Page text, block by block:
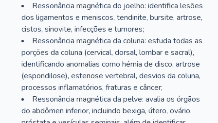
Ressonância magnética do joelho: identifica lesões
dos ligamentos e meniscos, tendinite, bursite, artrose,
cistos, sinovite, infecções e tumores;
Ressonância magnética da coluna: estuda todas as
porções da coluna (cervical, dorsal, lombar e sacral),
identificando anomalias como hérnia de disco, artrose
(espondilose), estenose vertebral, desvios da coluna,
processos inflamatórios, fraturas e câncer;
Ressonância magnética da pelve: avalia os órgãos
do abdômen inferior, incluindo bexiga, útero, ovário,